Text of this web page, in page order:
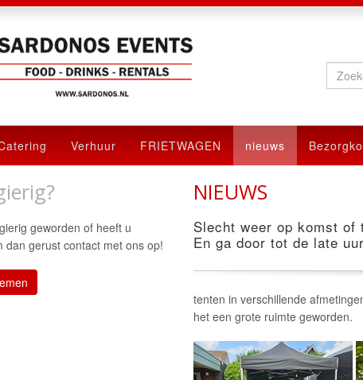
Verhuur FRIETWAGEN nieuws
geworden of heeft u
dan gerust contact met ons op!
NIEUWS
Slecht weer op komst
En ga door tot de late
tenten in verschillende
het een grote ruimte geworden.